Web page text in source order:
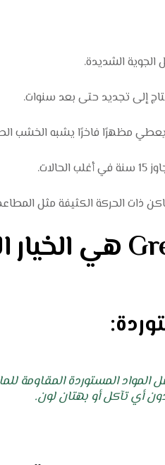
الجوية الشديدة.
إلى تجديد حتى بعد سنوات.
مظهرًا فاخرًا يشبه الخشب
ذات الحركة الكثيفة مثل
المستوردة المقاومة
دون أي تآكل أو بهتان لون.